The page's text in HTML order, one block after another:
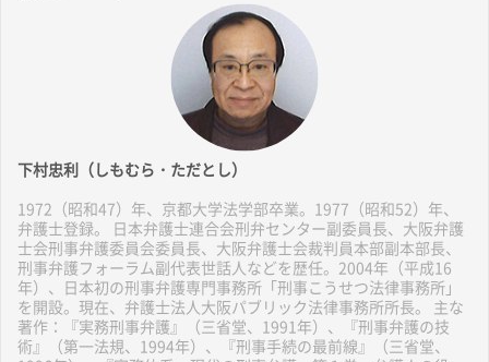
下村忠利（しもむら・ただとし）
1972（昭和47）年、京都大学法学部卒業。1977（昭和52）年、
弁護士登録。 日本弁護士連合会刑弁センター副委員長、大阪弁護
士会刑事弁護委員会委員長、大阪弁護士会裁判員本部副本部長、
刑事弁護フォーラム副代表世話人などを歴任。2004年（平成16
年）、日本初の刑事弁護専門事務所「刑事こうせつ法律事務所」
を開設。現在、弁護士法人大阪パブリック法律事務所所長。 主な
著作：『実務刑事弁護』（三省堂、1991年）、『刑事弁護の技
術』（第一法規、1994年）、『刑事手続の最前線』（三省堂、